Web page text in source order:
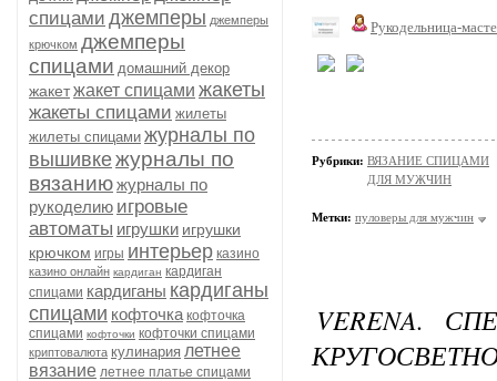
спицами джемперы джемперы
крючком джемперы
спицами домашний декор
жакетжакет спицами жакеты
жакеты спицами жилеты
жилеты спицами журналы по
вышивкежурналы по
вязаниюжурналы по
рукоделию игровые
автоматы игрушки игрушки
крючком игры интерьер казино
казино онлайн кардиган кардиган
спицами кардиганы кардиганы
спицами кофточка кофточка
спицами кофточки кофточки спицами
криптовалюта кулинария летнее
вязание летнее платье спицами
Рукодельница-
Рубрики: ВЯЗАНИЕ СПИЦАМИ
ДЛЯ МУЖЧИН
Метки: пуловеры для мужчин
VERENA.